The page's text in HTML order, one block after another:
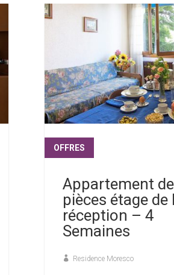
lire plus
Appartement
pièces étage de
réception – 4
Semaines
OFFRES
Residence Moresco